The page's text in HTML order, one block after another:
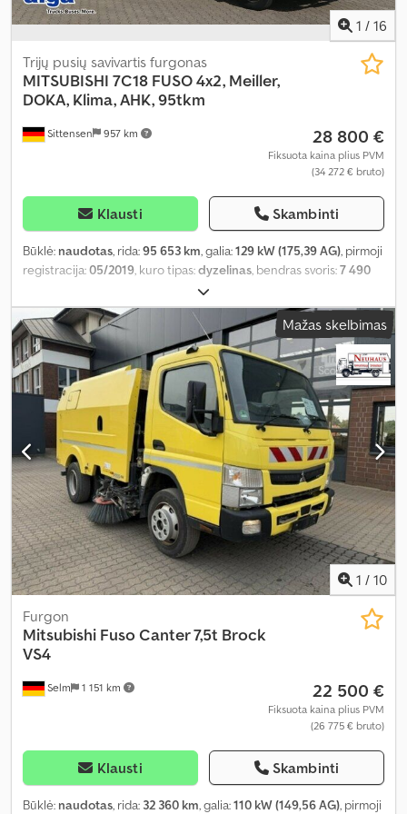
1 / 16
Sittensen 957 km
Trijų pusių savivartis furgonas
MITSUBISHI 7C18 FUSO 4x2, Meiller,
DOKA, Klima, AHK, 95tkm
28 800 €
Fiksuota kaina plius PVM
(34 272 € bruto)
Klausti Skambinti
Būklė: naudotas, rida:95 653 km, galia:129 kW (175,39 AG), pirmoji
registracija:05/2019, kuro tipas:dyzelinas, bendras svoris:7 490
, spalva:
mechaninis, emisijos klasė:Euro 6, sėdimų vietų skaičius:7,
bendras ilgis:6 655 mm , bendras plotis:2 160 mm, bendras
aukštis:2 630 mm, krovinio erdvės tūris:3 m³, krovimo vietos ilgis:
3 625 mm, krovinių skyriaus plotis:2 000 mm, krovos erdvės
aukštis:395 mm , Įranga: ABS
Mažas skelbimas
1 / 10
Selm 1 151 km
Furgon
Mitsubishi Fuso Canter 7,5t Brock
VS4
22 500 €
Fiksuota kaina plius PVM
(26 775 € bruto)
Klausti Skambinti
Būklė: naudotas, rida: 32 360 km, galia:110 kW (149,56 AG), pirmoji